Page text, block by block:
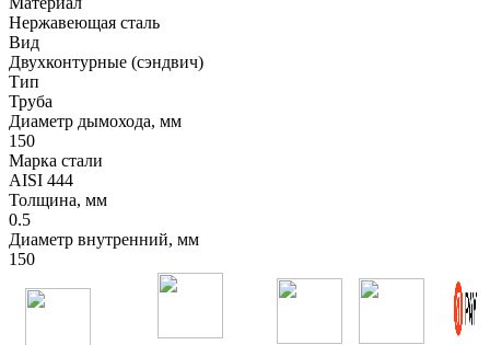
Нержавеющая сталь
Вид
Двухконтурные (сэндвич)
Тип
Труба
Диаметр дымохода, мм
150
Марка стали
AISI 444
Толщина, мм
0.5
Диаметр внутренний, мм
150